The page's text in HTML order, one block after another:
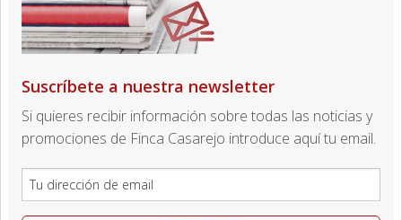
Suscríbete a nuestra newsletter
Si quieres recibir información sobre todas las noticias y
promociones de Finca Casarejo introduce aquí tu email.